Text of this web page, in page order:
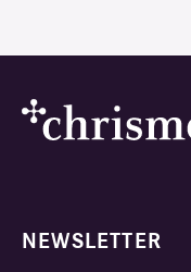
NEWSLETTER